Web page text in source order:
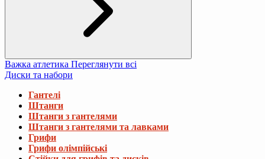
Важка атлетика Переглянути всі
Диски та набори
Гантелі
Штанги
Штанги з гантелями
Штанги з гантелями та лавками
Грифи
Грифи олімпійські